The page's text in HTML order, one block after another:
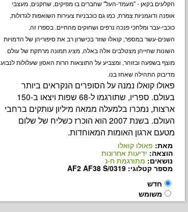
הקלעים בקאן - "מעמד-העל" שחברים בו מפיקים, שחקנים, מעצבי
אופנה ודוגמניות צמרת, כמו גם כוכבניות צעירות השואפות לגדולות,
כוכבי-עבר ומלחכי פנכה נרפים ושחוקים מהחיים. בספרו זה,
השנים-עשר במספר, קואלו שוזר בכישרון רב את סיפוריהן של הדמויות
השונות שחייהן מצטלבים אלה באלה, מציג תמונה מרתקת של עולם
מוצף בשפעה ובזוהר, ומצביע על התוצאות הרות האסון שעלולות לנבוע
מדיבוק התהילה שאחז בנו.
פאולו קואלו נמנה על הסופרים הנקראים ביותר
בעולם. ספריו, שתורגמו ל-68 שפות ויצאו ב-150
ארצות, נמכרו בלמעלה ממאה מיליון עותקים ברחבי
העולם. בשנת 2007 הוא הוכרז כשליח של שלום
מטעם ארגון האומות המאוחדות.
מאת: פאולו קואלו
הוצאה: ידיעות אחרונות
נושאים: מתורגמת ח-נ
מספר קטלוגי: AF2 AF38 S/0319
חדש
משומש